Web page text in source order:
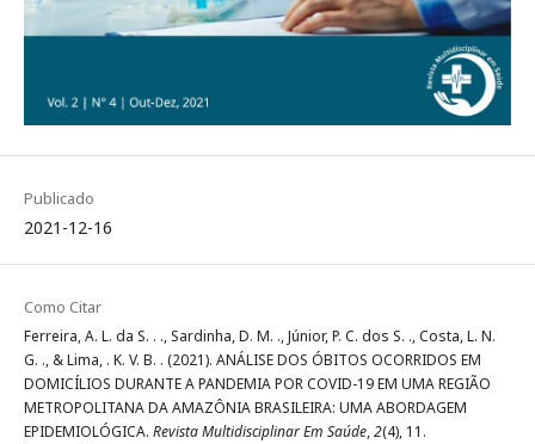
Publicado
2021-12-16
Como Citar
Ferreira, A. L. da S. . ., Sardinha, D. M. ., Júnior, P. C. dos S. ., Costa, L. N.
G. ., & Lima, . K. V. B. . (2021). ANÁLISE DOS ÓBITOS OCORRIDOS EM
DOMICÍLIOS DURANTE A PANDEMIA POR COVID-19 EM UMA REGIÃO
METROPOLITANA DA AMAZÔNIA BRASILEIRA: UMA ABORDAGEM
EPIDEMIOLÓGICA. Revista Multidisciplinar Em Saúde,2(4), 11.